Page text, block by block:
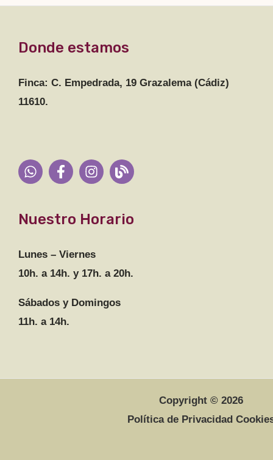
Donde estamos
Finca: C. Empedrada, 19 Grazalema (Cádiz)
11610.
Nuestro Horario
Lunes – Viernes
10h. a 14h. y 17h. a 20h.
Sábados y Domingos
11h. a 14h.
Copyright © 2026
Política de Privacidad